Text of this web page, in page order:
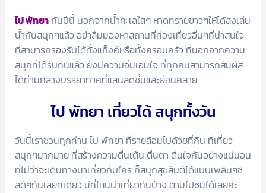
ไป พัทยากันปีนี้ นอกจากน้ำทะเลใสๆ หาดทรายขาวๆให้ได้ลงเล่น
น้ำกันสนุกๆแล้ว อย่าลืมมองหาสถานที่ท่องเที่ยวอื่นๆที่น่าสนใจ
ที่สามารถรองรับได้ทั้งแก็งค์หรือทั้งครอบครัว ที่นอกจากความ
สนุกที่ได้รับกันแล้ว ยังมีความอิ่มเอมใจ ที่ทุกคนสามารถสัมผัส
ได้ท่ามกลางบรรยากาศที่แสนสดชื่นและผ่อนคลาย
ไป พัทยา เที่ยวได้ สนุกทั้งวัน
วันนี้เราชวนทุกท่าน ไป พัทยา ที่รายล้อมไปด้วยที่กิน ที่เที่ยว
สนุกๆมากมาย ที่สร้างความตื่นเต้น ตื่นตา ตื่นใจกันอย่างแน่นอน
ที่ไม่ว่าจะเดินทางมาเที่ยวกับใคร ก็สนุกสุขสันต์ได้แบบเพลินๆชิ
ลด์ๆกันเลยทีเดียว มีที่ไหนน่าเที่ยวกันบ้าง ตามไปชมได้เลยค่ะ